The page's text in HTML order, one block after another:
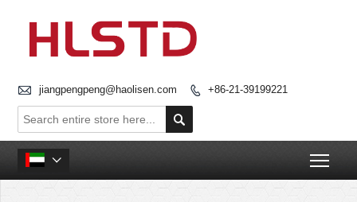
 jiangpengpeng@haolisen.com  +86-21-39199221

